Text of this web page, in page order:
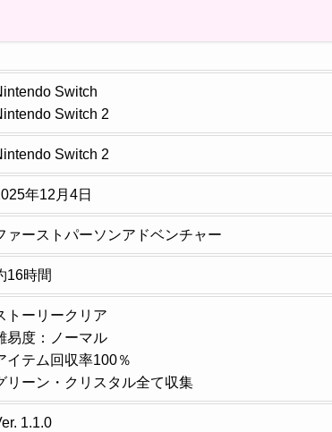
Switch
Switch 2
Switch 2
年12月4日
ァーストパーソンアドベンチャー
16時間
トーリークリア
易度：ノーマル
イテム回収率100％
リーン・クリスタル全て収集
1.1.0